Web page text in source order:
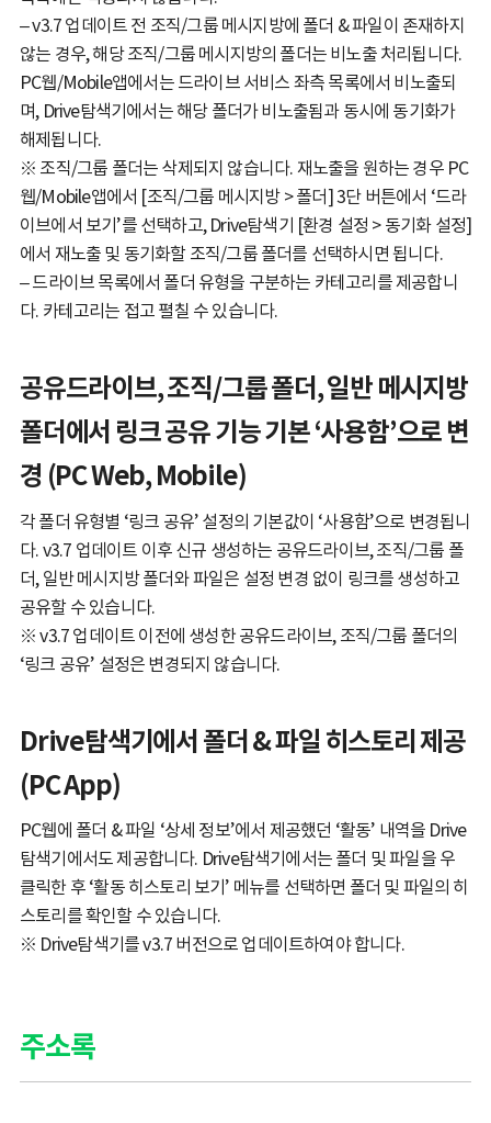
– v3.7 업데이트 전 조직/그룹 메시지방에 폴더 & 파일이 존재하지
않는 경우, 해당 조직/그룹 메시지방의 폴더는 비노출 처리됩니다.
PC웹/Mobile앱에서는 드라이브 서비스 좌측 목록에서 비노출되
며, Drive탐색기에서는 해당 폴더가 비노출됨과 동시에 동기화가
해제됩니다.
※ 조직/그룹 폴더는 삭제되지 않습니다. 재노출을 원하는 경우 PC
웹/Mobile앱에서 [조직/그룹 메시지방 > 폴더] 3단 버튼에서 ‘드라
이브에서 보기’를 선택하고, Drive탐색기 [환경 설정 > 동기화 설정]
에서 재노출 및 동기화할 조직/그룹 폴더를 선택하시면 됩니다.
– 드라이브 목록에서 폴더 유형을 구분하는 카테고리를 제공합니
다. 카테고리는 접고 펼칠 수 있습니다.
공유드라이브, 조직/그룹 폴더, 일반 메시지방
폴더에서 링크 공유 기능 기본 ‘사용함’으로 변
경 (PC Web, Mobile)
각 폴더 유형별 ‘링크 공유’ 설정의 기본값이 ‘사용함’으로 변경됩니
다. v3.7 업데이트 이후 신규 생성하는 공유드라이브, 조직/그룹 폴
더, 일반 메시지방 폴더와 파일은 설정 변경 없이 링크를 생성하고
공유할 수 있습니다.
※ v3.7 업데이트 이전에 생성한 공유드라이브, 조직/그룹 폴더의
‘링크 공유’ 설정은 변경되지 않습니다.
Drive탐색기에서 폴더 & 파일 히스토리 제공
(PC App)
PC웹에 폴더 & 파일 ‘상세 정보’에서 제공했던 ‘활동’ 내역을 Drive
탐색기에서도 제공합니다. Drive탐색기에서는 폴더 및 파일을 우
클릭한 후 ‘활동 히스토리 보기’ 메뉴를 선택하면 폴더 및 파일의 히
스토리를 확인할 수 있습니다.
※ Drive탐색기를 v3.7 버전으로 업데이트하여야 합니다.
주소록